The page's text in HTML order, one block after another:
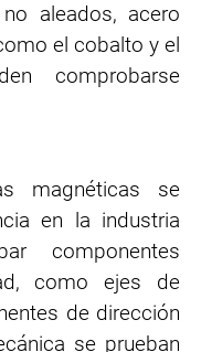
aleados, acero
el cobalto y el
comprobarse
magnéticas se
en la industria
componentes
como ejes de
de dirección
se prueban